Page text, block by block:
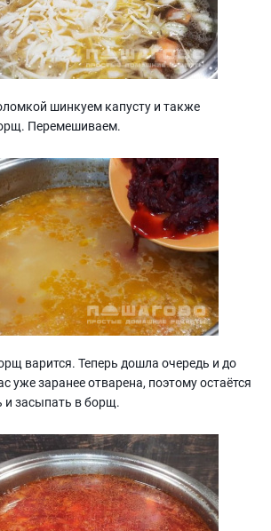
шинкуем капусту и также
Перемешиваем.
варится. Теперь дошла очередь и до
уже заранее отварена, поэтому остаётся
и засыпать в борщ.